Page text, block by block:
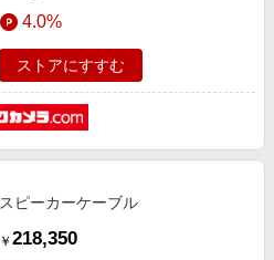
4.0%
ストアにすすむ
スピーカーケーブル
￥ 218,350